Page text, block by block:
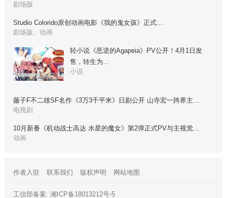
剧场版
Studio Colorido原创动画电影《我的鬼女孩》正式…
剧场版、动画
轻小说《恶逆的Agapeia》PV公开！4月1日发
售，转生为…
小说
藤子F不二雄SF名作《3万3千平米》日剧公开 山寺宏一跨界主…
电视剧
10月新番《机动战士高达 水星的魔女》第2弹正式PV与主视觉…
动画
作者入驻 联系我们 版权声明 网站地图
工信部备案: 湘ICP备18013212号-5